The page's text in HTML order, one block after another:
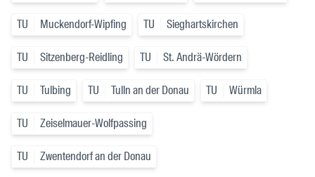
TU Muckendorf-Wipfing TU Sieghartskirchen
TU Sitzenberg-Reidling TU St. Andrä-Wördern
TU Tulbing TU Tulln an der Donau TU Würmla
TU Zeiselmauer-Wolfpassing
TU Zwentendorf an der Donau